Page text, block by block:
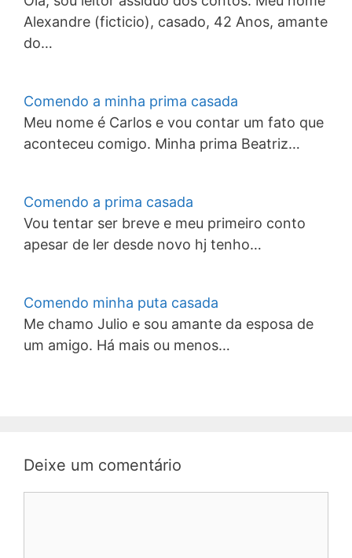
Alexandre (ficticio), casado, 42 Anos, amante
do…
Comendo a minha prima casada
Meu nome é Carlos e vou contar um fato que
aconteceu comigo. Minha prima Beatriz…
Comendo a prima casada
Vou tentar ser breve e meu primeiro conto
apesar de ler desde novo hj tenho…
Comendo minha puta casada
Me chamo Julio e sou amante da esposa de
um amigo. Há mais ou menos…
Deixe um comentário